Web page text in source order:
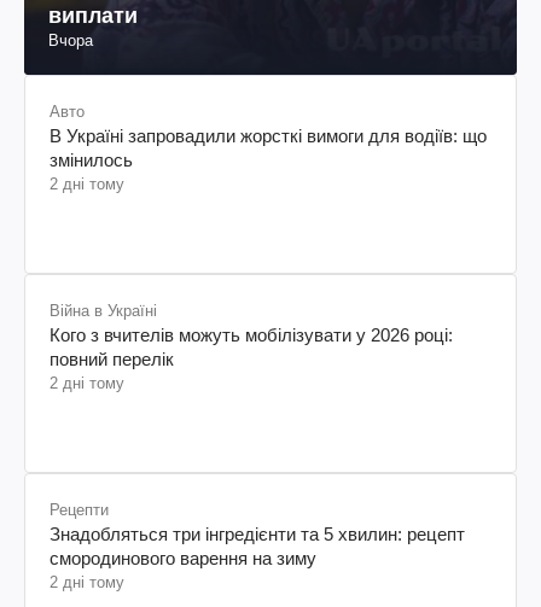
виплати
Вчора
Авто
В Україні запровадили жорсткі вимоги для водіїв: що
змінилось
2 дні тому
Війна в Україні
Кого з вчителів можуть мобілізувати у 2026 році:
повний перелік
2 дні тому
Рецепти
Знадобляться три інгредієнти та 5 хвилин: рецепт
смородинового варення на зиму
2 дні тому